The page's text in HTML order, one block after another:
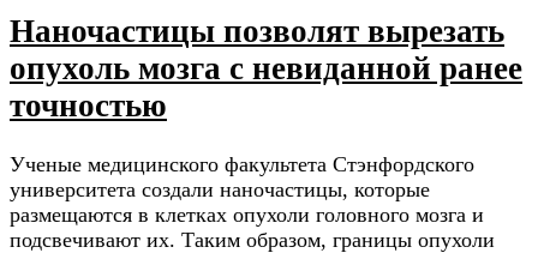
Наночастицы позволят вырезать
опухоль мозга с невиданной ранее
точностью
Ученые медицинского факультета Стэнфордского
университета создали наночастицы, которые
размещаются в клетках опухоли головного мозга и
подсвечивают их. Таким образом, границы опухоли